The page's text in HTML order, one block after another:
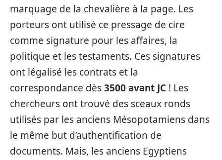
marquage de la chevalière à la page. Les
porteurs ont utilisé ce pressage de cire
comme signature pour les affaires, la
politique et les testaments. Ces signatures
ont légalisé les contrats et la
correspondance dès3500 avant JC ! Les
chercheurs ont trouvé des sceaux ronds
utilisés par les anciens Mésopotamiens dans
le même but d’authentification de
documents. Mais, les anciens Egyptiens